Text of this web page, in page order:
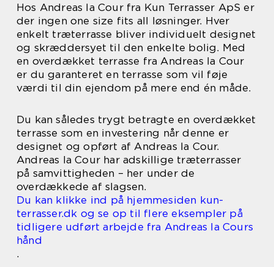
Hos Andreas la Cour fra Kun Terrasser ApS er
der ingen one size fits all løsninger. Hver
enkelt træterrasse bliver individuelt designet
og skræddersyet til den enkelte bolig. Med
en overdækket terrasse fra Andreas la Cour
er du garanteret en terrasse som vil føje
værdi til din ejendom på mere end én måde.
Du kan således trygt betragte en overdækket
terrasse som en investering når denne er
designet og opført af Andreas la Cour.
Andreas la Cour har adskillige træterrasser
på samvittigheden – her under de
overdækkede af slagsen.
Du kan klikke ind på hjemmesiden kun-
terrasser.dk og se op til flere eksempler på
tidligere udført arbejde fra Andreas la Cours
hånd
.